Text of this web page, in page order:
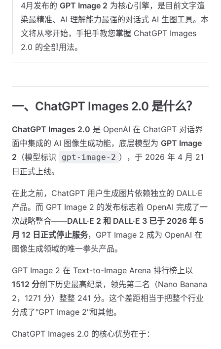
4月发布的 GPT Image 2 为核心引擎，是目前文字渲
染最精准、AI 理解能力最强的对话式 AI 生图工具。本
文将从零开始，手把手教您掌握 ChatGPT Images
2.0 的全部用法。
一、ChatGPT Images 2.0 是什么？
ChatGPT Images 2.0 是 OpenAI 在 ChatGPT 对话界
面中集成的 AI 图像生成功能，底层模型为 GPT Image
2 （模型标识 gpt-image-2 ），于 2026 年 4 月 21
日正式上线。
在此之前，ChatGPT 用户生成图片依赖独立的 DALL·E
产品。而 GPT Image 2 的发布标志着 OpenAI 完成了一
次战略整合——DALL·E 2 和 DALL·E 3 已于 2026 年 5
月 12 日正式停止服务，GPT Image 2 成为 OpenAI 在
图像生成领域的唯一拳头产品。
GPT Image 2 在 Text-to-Image Arena 排行榜上以
1512 分创下历史最高纪录，领先第二名（Nano Banana
2，1271 分）整整 241 分。这个差距相当于把整个行业
分成了"GPT Image 2"和其他。
ChatGPT Images 2.0 的核心优势在于：